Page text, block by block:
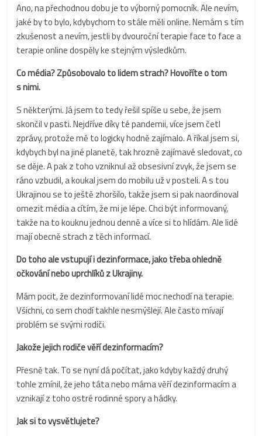
Ano, na přechodnou dobu je to výborný pomocník. Ale nevím,
jaké by to bylo, kdybychom to stále měli online. Nemám s tím
zkušenost a nevím, jestli by dvouroční terapie face to face a
terapie online dospěly ke stejným výsledkům.
Co média? Způsobovalo to lidem strach? Hovoříte o tom
s nimi.
S některými. Já jsem to tedy řešil spíše u sebe, že jsem
skončil v pasti. Nejdříve díky té pandemii, více jsem četl
zprávy, protože mě to logicky hodně zajímalo. A říkal jsem si,
kdybych byl na jiné planetě, tak hrozně zajímavé sledovat, co
se děje. A pak z toho vzniknul až obsesivní zvyk, že jsem se
ráno vzbudil, a koukal jsem do mobilu už v posteli. A s tou
Ukrajinou se to ještě zhoršilo, takže jsem si pak naordinoval
omezit média a cítím, že mi je lépe. Chci být informovaný,
takže na to kouknu jednou denně a více si to hlídám. Ale lidé
mají obecně strach z těch informací.
Do toho ale vstupují i dezinformace, jako třeba ohledně
očkování nebo uprchlíků z Ukrajiny.
Mám pocit, že dezinformovaní lidé moc nechodí na terapie.
Všichni, co sem chodí takhle nesmýšlejí. Ale často mívají
problém se svými rodiči.
Jakože jejich rodiče věří dezinformacím?
Přesně tak. To se nyní dá počítat, jako kdyby každý druhý
tohle zmínil, že jeho táta nebo máma věří dezinformacím a
vznikají z toho ostré rodinné spory a hádky.
Jak si to vysvětlujete?